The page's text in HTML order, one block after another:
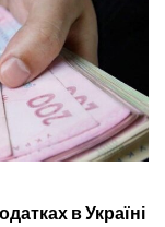
в Україні